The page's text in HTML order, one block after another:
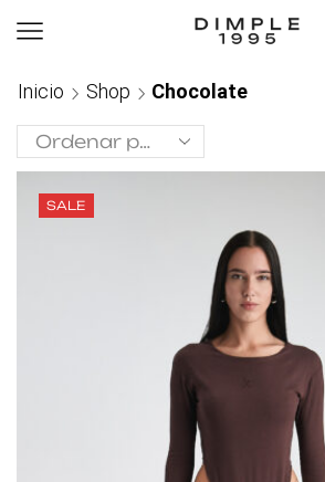
Inicio Shop Chocolate
SALE